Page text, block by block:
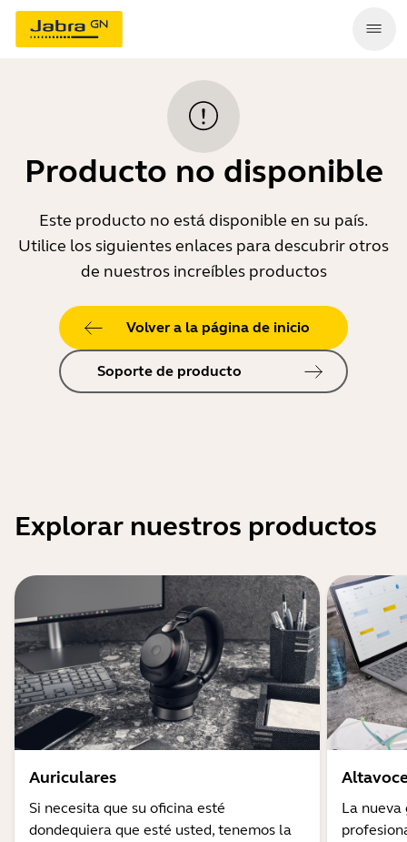
Producto no disponible
Este producto no está disponible en su país.
Utilice los siguientes enlaces para descubrir otros
de nuestros increíbles productos
Volver a la página de inicio
Soporte de producto
Explorar nuestros productos
Auriculares
Si necesita que su oficina esté
dondequiera que esté usted, tenemos la
La nueva